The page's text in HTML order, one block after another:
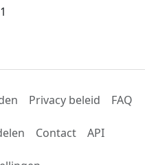
Privacy beleid FAQ
Contact API